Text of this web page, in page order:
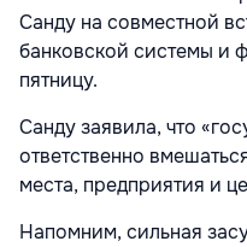
Санду на совместной
банковской системы и
пятницу.
Санду заявила, что
ответственно
места, предприятия и
Напомним, сильная